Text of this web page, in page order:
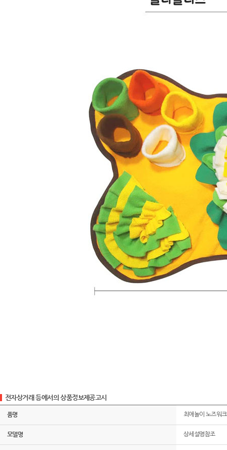
전자상거래 등에서의 상품정보제공고시
품명 최애놀이 노즈워
모델명 상세설명참조